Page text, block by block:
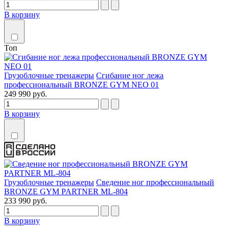
В корзину
Топ
Грузоблочные тренажеры Сгибание ног лежа
профессиональный BRONZE GYM NEO 01
249 990 руб.
В корзину
Грузоблочные тренажеры Сведение ног профессиональный
BRONZE GYM PARTNER ML-804
233 990 руб.
В корзину